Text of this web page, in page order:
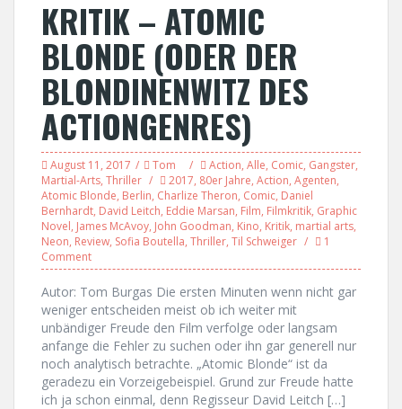
KRITIK – ATOMIC
BLONDE (ODER DER
BLONDINENWITZ DES
ACTIONGENRES)
August 11, 2017 Tom Action, Alle, Comic, Gangster,
Martial-Arts, Thriller 2017, 80er Jahre, Action, Agenten,
Atomic Blonde, Berlin, Charlize Theron, Comic, Daniel
Bernhardt, David Leitch, Eddie Marsan, Film, Filmkritik, Graphic
Novel, James McAvoy, John Goodman, Kino, Kritik, martial arts,
Neon, Review, Sofia Boutella, Thriller, Til Schweiger
1
Comment
Autor: Tom Burgas Die ersten Minuten wenn nicht gar
weniger entscheiden meist ob ich weiter mit
unbändiger Freude den Film verfolge oder langsam
anfange die Fehler zu suchen oder ihn gar generell nur
noch analytisch betrachte. „Atomic Blonde“ ist da
geradezu ein Vorzeigebeispiel. Grund zur Freude hatte
ich ja schon einmal, denn Regisseur David Leitch […]